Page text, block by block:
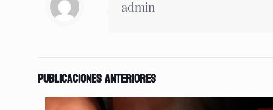
admin
Publicaciones anteriores